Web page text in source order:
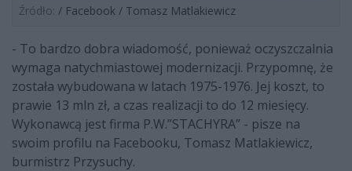
Źródło: / Facebook / Tomasz Matlakiewicz
- To bardzo dobra wiadomość, ponieważ oczyszczalnia
wymaga natychmiastowej modernizacji. Przypomnę, że
została wybudowana w latach 1975-1976. Jej koszt, to
prawie 13 mln zł, a czas realizacji to do 12 miesięcy.
Wykonawcą jest firma P.W.”STACHYRA” - pisze na
swoim profilu na Facebooku, Tomasz Matlakiewicz,
burmistrz Przysuchy.